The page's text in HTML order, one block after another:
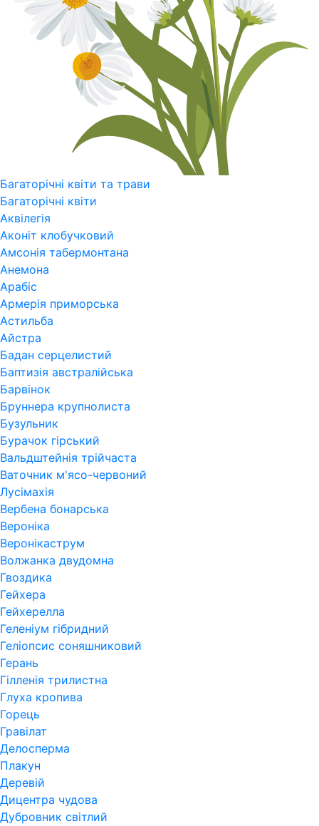
Багаторічні квіти та трави
Багаторічні квіти
Аквілегія
Аконіт клобучковий
Амсонія табермонтана
Анемона
Арабіс
Армерія приморська
Астильба
Айстра
Бадан серцелистий
Баптизія австралійська
Барвінок
Бруннера крупнолиста
Бузульник
Бурачок гірський
Вальдштейнія трійчаста
Ваточник м'ясо-червоний
Лусімахія
Вербена бонарська
Вероніка
Веронікаструм
Волжанка двудомна
Гвоздика
Гейхера
Гейхерелла
Геленіум гібридний
Геліопсис соняшниковий
Герань
Гiлленiя трилистна
Глуха кропива
Горець
Гравілат
Делосперма
Плакун
Деревій
Дицентра чудова
Дубровник світлий